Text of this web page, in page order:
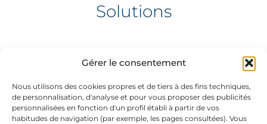
Gérer le consentement
Nous utilisons des cookies propres et de tiers à des fins techniques,
de personnalisation, d'analyse et pour vous proposer des publicités
personnalisées en fonction d'un profil établi à partir de vos
habitudes de navigation (par exemple, les pages consultées). Vous
Solutions